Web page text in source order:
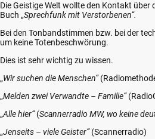
Die Geistige Welt wollte den Kontakt
Buch „Sprechfunk mit Verstorbenen“.
Bei den Tonbandstimmen bzw. bei der
um keine Totenbeschwörung.
Dies ist sehr wichtig zu wissen.
„Wir suchen die Menschen“
„Melden zwei Verwandte – Familie“
„Alle hier“(Scannerradio MW, wo keine
„Jenseits – viele Geister“(Scannerradio)